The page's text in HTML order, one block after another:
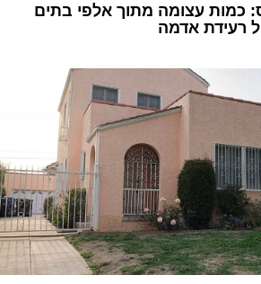
כמות עצומה מתוך אלפי בתים
רעידת אדמה